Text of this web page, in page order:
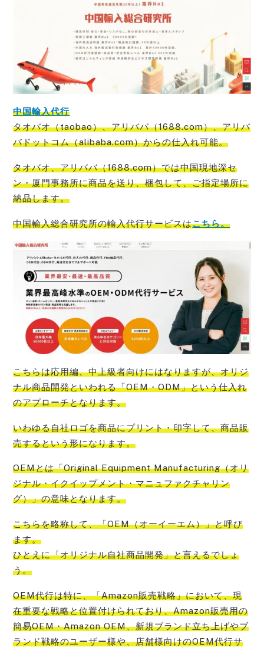
中国輸入代行
タオバオ（taobao）、アリババ（1688.com）、アリバ
バドットコム（alibaba.com）からの仕入れ可能。
タオバオ、アリババ（1688.com）では中国現地深セ
ン・厦門事務所に商品を送り、梱包して、ご指定場所に
納品します。
中国輸入総合研究所の輸入代行サービスはこちら。
こちらは応用編、中上級者向けにはなりますが、オリジ
ナル商品開発といわれる「OEM・ODM」という仕入れ
のアプローチとなります。
いわゆる自社ロゴを商品にプリント・印字して、商品販
売するという形になります。
OEMとは「Original Equipment Manufacturing（オリ
ジナル・イクイップメント・マニュファクチャリン
グ）」の意味となります。
こちらを略称して、「OEM（オーイーエム）」と呼び
ます。
ひとえに「オリジナル自社商品開発」と言えるでしょ
う。
OEM代行は特に、「Amazon販売戦略」において、現
在重要な戦略と位置付けられており、Amazon販売用の
簡易OEM・Amazon OEM、新規ブランド立ち上げやブ
ランド戦略のユーザー様や、店舗様向けのOEM代行サ